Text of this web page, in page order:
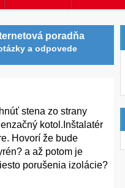
poradňa
a odpovede
stena zo strany
kotol.Inštalatér
Hovorí že bude
a až potom je
porušenia izolácie?